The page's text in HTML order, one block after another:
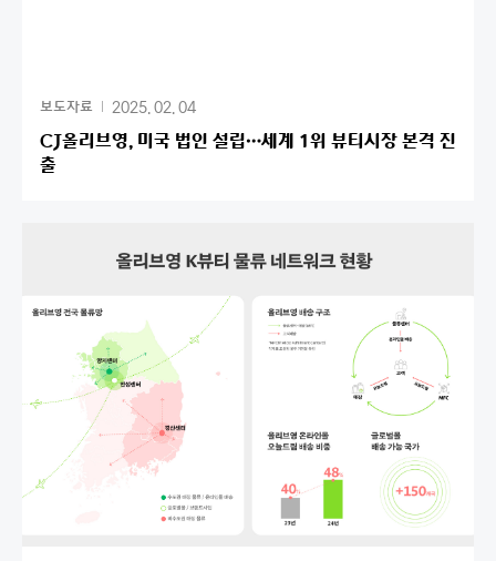
보도자료 2025. 02. 04
CJ올리브영, 미국 법인 설립…세계 1위 뷰티시장 본격 진
출